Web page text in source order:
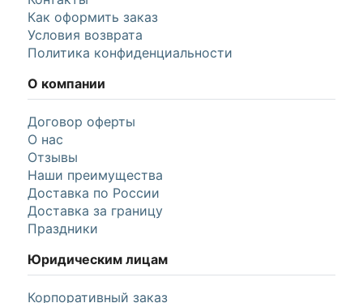
Как оформить заказ
Условия возврата
Политика конфиденциальности
О компании
Договор оферты
О нас
Отзывы
Наши преимущества
Доставка по России
Доставка за границу
Праздники
Юридическим лицам
Корпоративный заказ